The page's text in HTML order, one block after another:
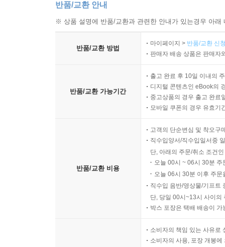
반품/교환 안내
※ 상품 설명에 반품/교환과 관련한 안내가 있는경우 아
반품/교환 방법
마이페이지 > 반품/교환 신
판매자 배송 상품은 판매자
반품/교환 가능기간
출고 완료 후 10일 이내의
디지털 콘텐츠인 eBook의
중고상품의 경우 출고 완료
모바일 쿠폰의 경우 유효기
반품/교환 비용
고객의 단순변심 및 착오구
직수입양서/직수입일서중
단, 아래의 주문/취소 조건
오늘 00시 ~ 06시 30분
오늘 06시 30분 이후 주
직수입 음반/영상물/기프트
단, 당일 00시~13시 사이의
박스 포장은 택배 배송이
소비자의 책임 있는 사유로
소비자의 사용, 포장 개봉